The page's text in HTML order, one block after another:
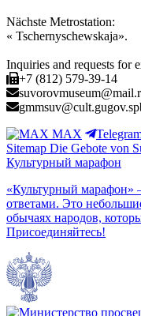
Nächste Metrostation:
« Tschernyschewskaja».
Inquiries and requests for
+7 (812) 579-39-14
MAX
Sitemap Die Gebote von
Культурный марафон
«Культурный марафон»
ответами. Это
обычаях народов,
Присоединяйтесь!